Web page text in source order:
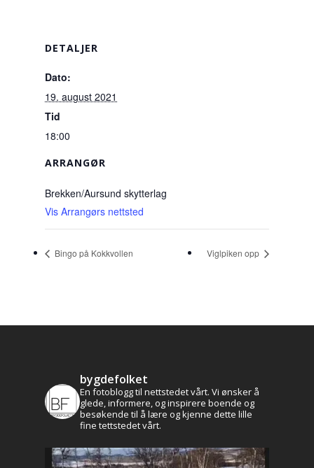
DETALJER
Dato:
19. august 2021
Tid
18:00
ARRANGØR
Brekken/Aursund skytterlag
Vis Arrangørs nettsted
Bingo på Kokkvollen Viglpiken opp
bygdefolket
En fotoblogg til nettstedet vårt. Vi ønsker å
glede, informere, og inspirere boende og
besøkende til å lære og kjenne dette lille
fine tettstedet vårt.